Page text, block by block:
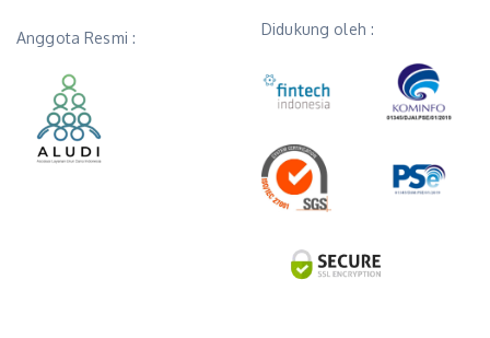
Anggota Resmi : Didukung oleh :